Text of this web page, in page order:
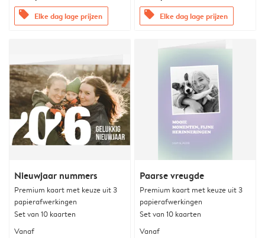
offers Elke dag lage prijzen offers Elke dag lage prijzen
Nieuwjaar nummers
Premium kaart met keuze uit 3
papierafwerkingen
Set van 10 kaarten
Vanaf
Paarse vreugde
Premium kaart met keuze uit 3
papierafwerkingen
Set van 10 kaarten
Vanaf